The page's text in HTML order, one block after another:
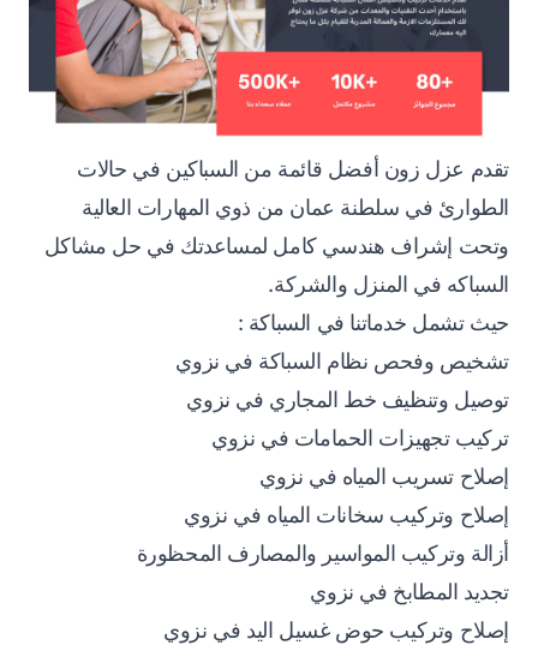
تقدم عزل زون أفضل قائمة من السباكين في حالات
الطوارئ في سلطنة عمان من ذوي المهارات العالية
وتحت إشراف هندسي كامل لمساعدتك في حل مشاكل
السباكه في المنزل والشركة.
حيث تشمل خدماتنا في السباكة :
تشخيص وفحص نظام السباكة في نزوي
توصيل وتنظيف خط المجاري في نزوي
تركيب تجهيزات الحمامات في نزوي
إصلاح تسريب المياه في نزوي
إصلاح وتركيب سخانات المياه في نزوي
أزالة وتركيب المواسير والمصارف المحظورة
تجديد المطابخ في نزوي
إصلاح وتركيب حوض غسيل اليد في نزوي